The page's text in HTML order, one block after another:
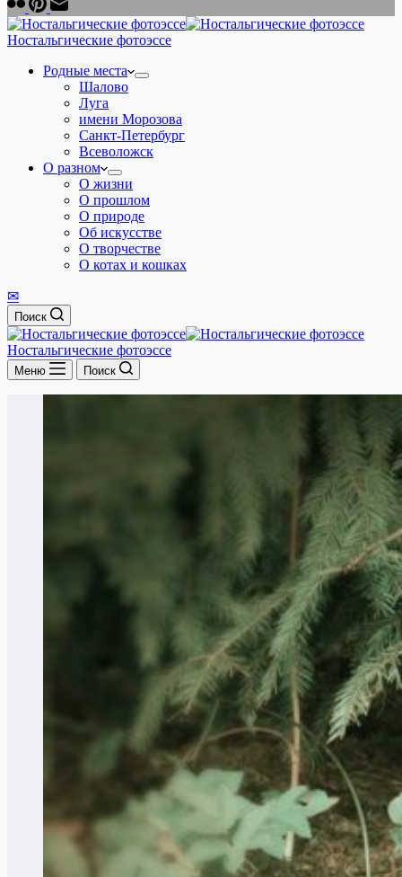
Ностальгические фотоэссе
Родные места
Шалово
Луга
имени Морозова
Санкт-Петербург
Всеволожск
О разном
О жизни
О прошлом
О природе
Об искусстве
О творчестве
О котах и кошках
✉
Поиск
Ностальгические фотоэссе
Меню Поиск